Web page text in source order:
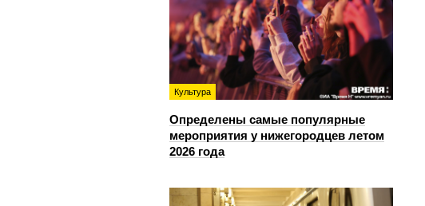
Культура
Определены самые популярные
мероприятия у нижегородцев летом
2026 года